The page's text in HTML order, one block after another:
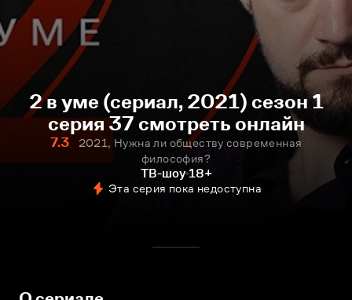
2 в уме (сериал, 2021) сезон 1
серия 37 смотреть онлайн
7.3
2021, Нужна ли обществу современная
философия?
ТВ-шоу 18+
Эта серия пока недоступна